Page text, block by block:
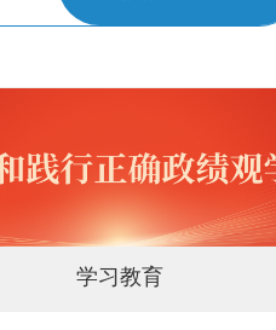
中央八项规定学习教育